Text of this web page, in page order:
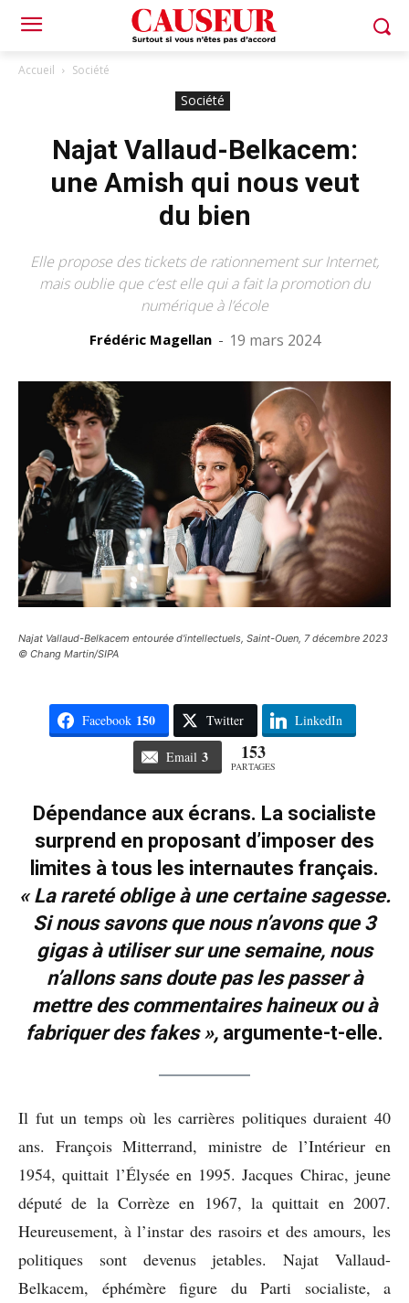
Accueil Société
Société
Najat Vallaud-Belkacem:
une Amish qui nous veut
du bien
Elle propose des tickets de rationnement sur Internet,
mais oublie que c’est elle qui a fait la promotion du
numérique à l’école
Frédéric Magellan - 19 mars 2024
Najat Vallaud-Belkacem entourée d'intellectuels, Saint-Ouen, 7 décembre 2023
© Chang Martin/SIPA
Facebook 150 Twitter LinkedIn
Email 3 153
PARTAGES
Dépendance aux écrans. La socialiste
surprend en proposant d’imposer des
limites à tous les internautes français.
« La rareté oblige à une certaine sagesse.
Si nous savons que nous n’avons que 3
gigas à utiliser sur une semaine, nous
n’allons sans doute pas les passer à
mettre des commentaires haineux ou à
fabriquer des fakes », argumente-t-elle.
Il fut un temps où les carrières politiques duraient 40
ans. François Mitterrand, ministre de l’Intérieur en
1954, quittait l’Élysée en 1995. Jacques Chirac, jeune
député de la Corrèze en 1967, la quittait en 2007.
Heureusement, à l’instar des rasoirs et des amours, les
politiques sont devenus jetables. Najat Vallaud-
Belkacem, éphémère figure du Parti socialiste, a